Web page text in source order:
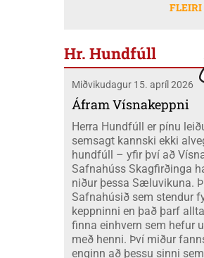
peningum. Væri ekki nær að
Mobeck kl. 15:00. Auk þess
Borghildi Óskarsdóttur, Ósk
Vilhjálmsdóttur og Huldu
létu sig ekki vanta þangað og
Við áttum einnig fólk í
fengum aukahendur til að
"matartjaldinu" og síðan komu
félaginu okkar í heimsókn til
opna deginum. Landsmót
stærsti viðburður
og voru að þessu sinni um
þátttakendur frá
en flestir af erlendu skátunum
Kanada eða um 400 skátar.
Hr. Hundfúll
Miðvikudagur 15. apríl 2026
Áfram Vísnakeppni
Herra Hundfúll er pínu
semsagt kannski ekki
hundfúll – yfir því að
Safnahúss Skagfirðinga
niður þessa Sæluvikuna.
Safnahúsið sem stendur
keppninni en það þarf
finna einhvern sem hefur
með henni. Því miður
enginn að þessu sinni